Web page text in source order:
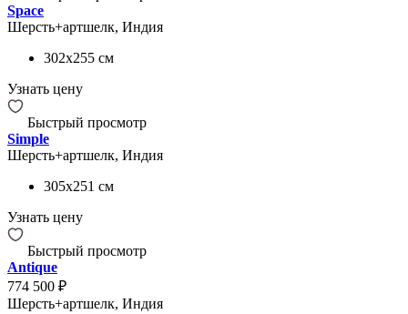
Space
Шерсть+артшелк, Индия
302x255 см
Узнать цену
Быстрый просмотр
Simple
Шерсть+артшелк, Индия
305x251 см
Узнать цену
Быстрый просмотр
Antique
774 500 ₽
Шерсть+артшелк, Индия